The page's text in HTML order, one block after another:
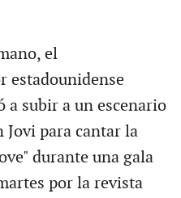
el
a subir a un escenario
Jovi para cantar la
durante una gala
por la revista